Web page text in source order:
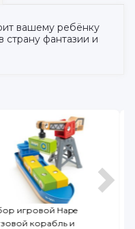
вашему ребёнку
страну фантазии и
дорога
Hape